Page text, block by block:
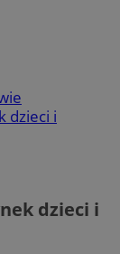
dzieci i
dzieci i